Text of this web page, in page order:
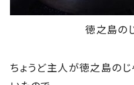
徳之島の
ちょうど主人が徳之島の